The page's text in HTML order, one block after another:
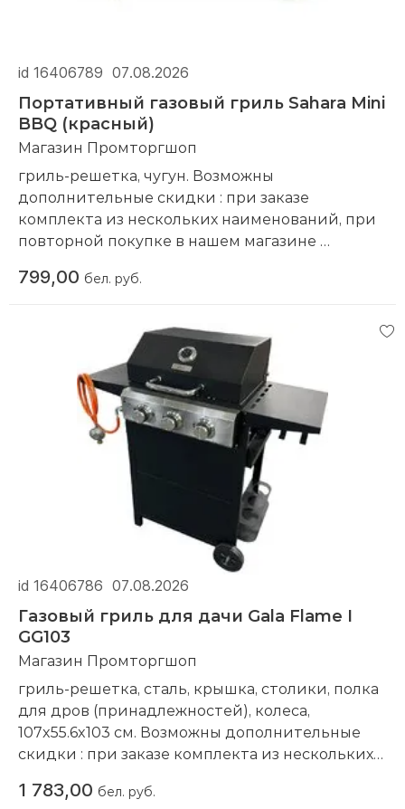
id 16406789 07.08.2026
Портативный газовый гриль Sahara Mini
BBQ (красный)
Магазин Промторгшоп
гриль-решетка, чугун. Возможны
дополнительные скидки : при заказе
комплекта из нескольких наименований, при
повторной покупке в нашем магазине
799,00 бел. руб.
id 16406786 07.08.2026
Газовый гриль для дачи Gala Flame I
GG103
Магазин Промторгшоп
гриль-решетка, сталь, крышка, столики, полка
для дров (принадлежностей), колеса,
107x55.6x103 см. Возможны дополнительные
скидки : при заказе комплекта из нескольких
нашем магазине
1 783,00 бел. руб.